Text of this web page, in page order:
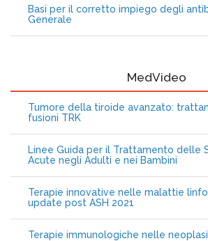
Basi per il corretto impiego degli
Generale
MedVideo
Tumore della tiroide avanzato:
fusioni TRK
Linee Guida per il Trattamento delle
Acute negli Adulti e nei Bambini
Terapie innovative nelle malattie
update post ASH 2021
Terapie immunologiche nelle